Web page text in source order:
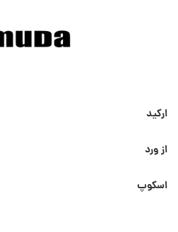
ارکید
از ورد
اسکوپ